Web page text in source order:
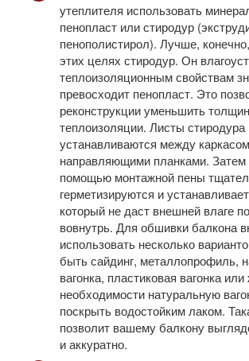
утеплителя использовать
пенопласт или стиродур
пенополистирол). Лучше,
этих целях стиродур. Он
теплоизоляционным свойствам
превосходит пенопласт. Это
реконструкции уменьшить
теплоизоляции. Листы стиродура
устанавливаются между
направляющими планками. Затем
помощью монтажной пены
герметизируются и
который не даст внешней влаге
вовнутрь. Для обшивки балкона
использовать несколько
быть сайдинг, металлопрофиль,
вагонка, пластиковая вагонка
необходимости натуральную
поскрыть водостойким лаком.
позволит вашему балкону
и аккуратно.